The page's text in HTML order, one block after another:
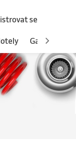
se
Gastronomie